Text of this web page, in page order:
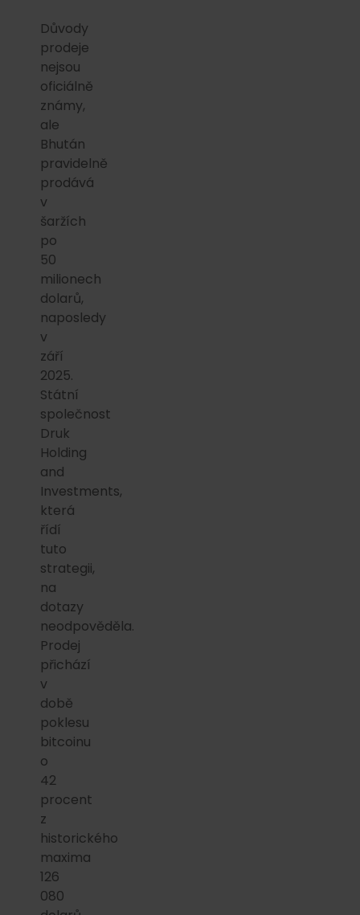
Důvody
prodeje
nejsou
oficiálně
známy,
ale
Bhután
pravidelně
prodává
v
šaržích
po
50
milionech
dolarů,
naposledy
v
září
2025.
Státní
společnost
Druk
Holding
and
Investments,
která
řídí
tuto
strategii,
na
dotazy
neodpověděla.
Prodej
přichází
v
době
poklesu
bitcoinu
o
42
procent
z
historického
maxima
126
080